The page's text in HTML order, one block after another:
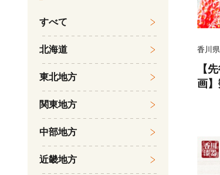
香川
【
画
約
リ
ト
季
すべて
北海道
東北地方
関東地方
中部地方
近畿地方